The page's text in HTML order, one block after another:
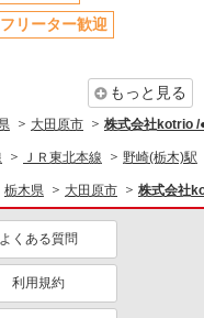
当（家族・役職・インセン
など）あり
（40代～）活躍中
フリーター歓迎
もっと見る
大田原市 株式会社kotrio /
ＪＲ東北本線 野崎(栃木)駅
栃木県 大田原市 株式会社
よくある質問
利用規約